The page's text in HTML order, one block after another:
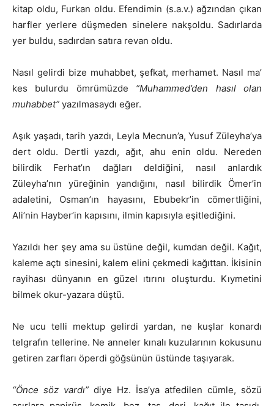
kitap oldu, Furkan oldu. Efendimin (s.a.v.) ağzından çıkan
harfler yerlere düşmeden sinelere nakşoldu. Sadırlarda
yer buldu, sadırdan satıra revan oldu.
Nasıl gelirdi bize muhabbet, şefkat, merhamet. Nasıl ma’
kes bulurdu ömrümüzde “Muhammed’den hasıl olan
muhabbet” yazılmasaydı eğer.
Aşık yaşadı, tarih yazdı, Leyla Mecnun’a, Yusuf Züleyha’ya
dert oldu. Dertli yazdı, ağıt, ahu enin oldu. Nereden
bilirdik Ferhat’ın dağları deldiğini, nasıl anlardık
Züleyha’nın yüreğinin yandığını, nasıl bilirdik Ömer’in
adaletini, Osman’ın hayasını, Ebubekr’in cömertliğini,
Ali’nin Hayber’in kapısını, ilmin kapısıyla eşitlediğini.
Yazıldı her şey ama su üstüne değil, kumdan değil. Kağıt,
kaleme açtı sinesini, kalem elini çekmedi kağıttan. İkisinin
rayihası dünyanın en güzel ıtırını oluşturdu. Kıymetini
bilmek okur-yazara düştü.
Ne ucu telli mektup gelirdi yardan, ne kuşlar konardı
telgrafın tellerine. Ne anneler kınalı kuzularının kokusunu
getiren zarfları öperdi göğsünün üstünde taşıyarak.
“Önce söz vardı” diye Hz. İsa’ya atfedilen cümle, sözü